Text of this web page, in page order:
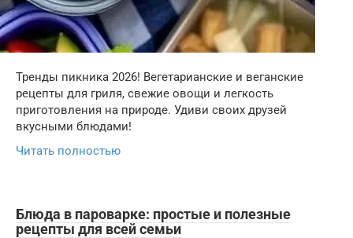
Тренды пикника 2026! Вегетарианские и веганские
рецепты для гриля, свежие овощи и легкость
приготовления на природе. Удиви своих друзей
вкусными блюдами!
Читать полностью
Блюда в пароварке: простые и полезные
рецепты для всей семьи